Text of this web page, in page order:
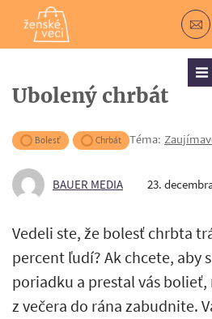
Ubolený chrbát
Bolesť Chrbát Téma:
BAUER MEDIA 23.
Vedeli ste, že bolesť chrbta
percent ľudí? Ak chcete, aby
poriadku a prestal vás bolieť,
z večera do rána zabudnite.